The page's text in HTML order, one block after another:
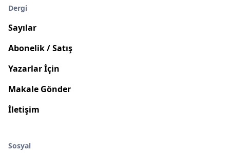
Dergi
Sayılar
Abonelik / Satış
Yazarlar İçin
Makale Gönder
İletişim
Sosyal